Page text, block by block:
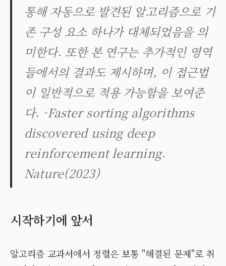
통해 자동으로 발견된 알고리즘으로 기
존 구성 요소 하나가 대체되었음을 의
미한다. 또한 본 연구는 추가적인 영역
들에서의 결과도 제시하며, 이 접근법
이 일반적으로 적용 가능함을 보여준
다. -Faster sorting algorithms
discovered using deep
reinforcement learning.
Nature(2023)
시작하기에 앞서
알고리즘 교과서에서 정렬은 보통 "해결된 문제"로 취